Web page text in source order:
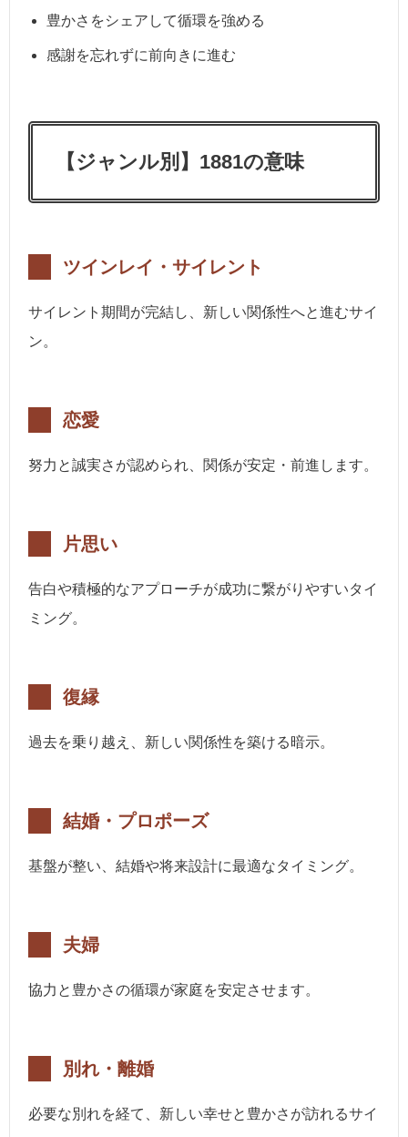
豊かさをシェアして循環を強める
感謝を忘れずに前向きに進む
【ジャンル別】1881の意味
ツインレイ・サイレント
サイレント期間が完結し、新しい関係性へと進むサイ
ン。
恋愛
努力と誠実さが認められ、関係が安定・前進します。
片思い
告白や積極的なアプローチが成功に繋がりやすいタイ
ミング。
復縁
過去を乗り越え、新しい関係性を築ける暗示。
結婚・プロポーズ
基盤が整い、結婚や将来設計に最適なタイミング。
夫婦
協力と豊かさの循環が家庭を安定させます。
別れ・離婚
必要な別れを経て、新しい幸せと豊かさが訪れるサイ